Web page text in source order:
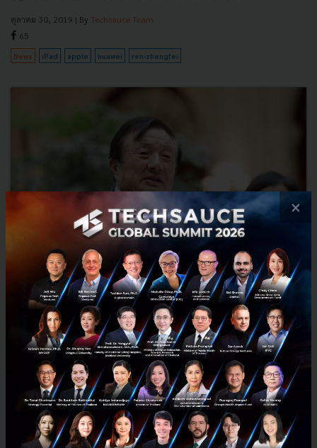
ตุลาคม 30, 2019 | By Techsauce Team
65
News iPad apple huawei ren-zhengfei
ประธานเจ้าหน้าที่บริหาร Huawei ย้ำ บริษัทไม่ได้เป็นสายลับให้
รัฐบาลจีน พร้อมยกย่องทรัมป์กับภาพลักษณ์ที่หาได้ยากยิ่ง
Huawei จะไม่ยินยอมให้รัฐบาลจีนเข้าถึงข้อมูลลูกค้า แม้รัฐบาลจะร้องขอ
ก็ตาม ประธานเจ้าหน้าที่บริหารและผู้ก่อตั้งบริษัท Huawei กล่าวย้ำเมื่อวัน
อังคารที่ผ่านมา ท่ามกลางกระแสกดดันทางการเ...
มกราคม 16, 2019| ByTechsauce Team
News China Huawei Ren Zhengfei
×